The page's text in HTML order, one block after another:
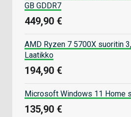
GB GDDR7
449,90 €
AMD Ryzen 7 5700X suoritin
Laatikko
194,90 €
Microsoft Windows 11 Home
135,90 €